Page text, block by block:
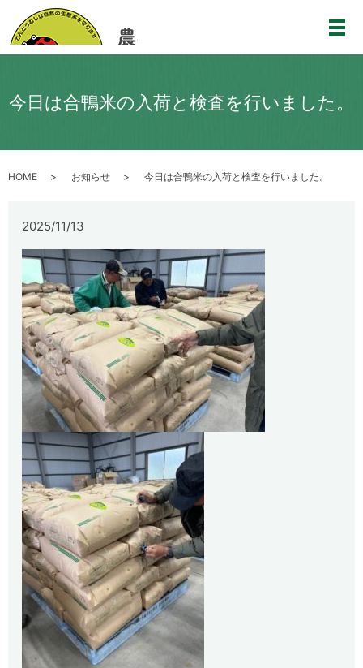
メ
今日は合鴨米の入荷と検査を行いました。
HOME お知らせ 今日は合鴨米の入荷と検査を行いました。
2025/11/13